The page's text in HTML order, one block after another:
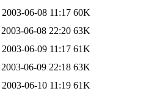
2003-06-08 11:17 60K
2003-06-08 22:20 63K
2003-06-09 11:17 61K
2003-06-09 22:18 63K
2003-06-10 11:19 61K